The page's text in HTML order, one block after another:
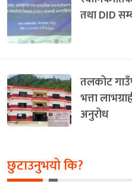
तथा DID
तलकोट
भत्ता
अनुरोध
छुटाउनुभयो कि?